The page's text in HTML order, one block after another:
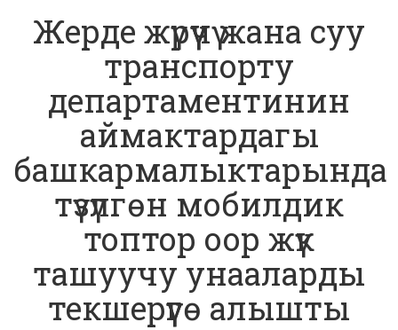
Жерде жүрүүчү жана суу
транспорту
департаментинин
аймактардагы
башкармалыктарында
түзүлгөн мобилдик
топтор оор жүк
ташуучу унааларды
текшерүүгө алышты